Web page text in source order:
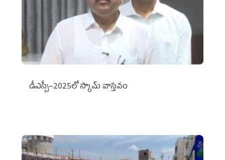
డీఎస్సీ–2025లో స్కామ్‌ వాస్తవం